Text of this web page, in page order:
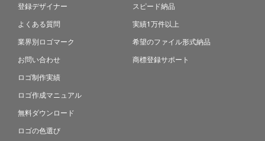
登録デザイナー
よくある質問
業界別ロゴマーク
お問い合わせ
ロゴ制作実績
ロゴ作成マニュアル
無料ダウンロード
ロゴの色選び
スピード納品
実績1万件以上
希望のファイル形式納品
商標登録サポート